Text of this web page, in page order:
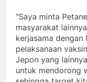
“Saya minta
masyarakat
kerjasama dengan
pelaksanaan
Jepon yang
untuk mendorong